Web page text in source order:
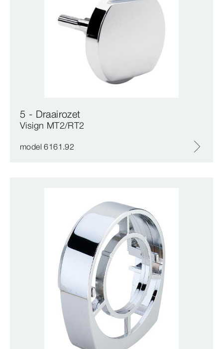
5 - Draairozet
Visign MT2/RT2
model 6161.92